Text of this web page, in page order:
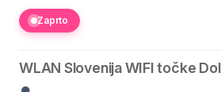
Zaprto
WLAN Slovenija WIFI točke